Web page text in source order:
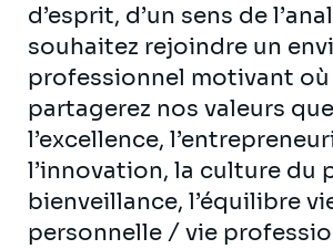
d’esprit, d’un sens de
souhaitez rejoindre un
professionnel motivant où
partagerez nos valeurs
l’excellence,
l’innovation, la culture du
bienveillance, l’équilibre
personnelle / vie